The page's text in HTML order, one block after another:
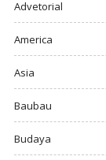
Advetorial
America
Asia
Baubau
Budaya